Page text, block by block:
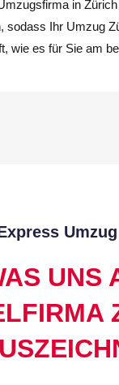
in
sodass Ihr Umzug
wie es für Sie am
UNS